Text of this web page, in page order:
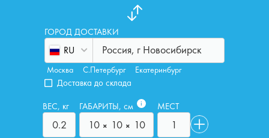
ГОРОД ДОСТАВКИ
RU Россия, г Новосибирск
Москва С.Петербург Екатеринбург
Доставка до склада
ВЕС, кг
ГАБАРИТЫ, см i МЕСТ